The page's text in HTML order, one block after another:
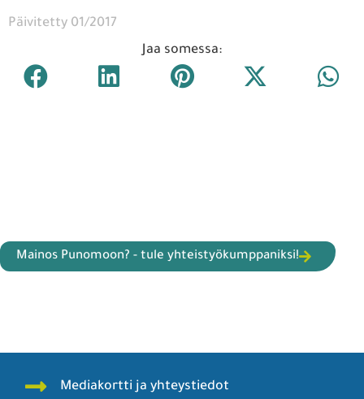
Päivitetty 01/2017
Jaa somessa:
Mainos Punomoon? - tule yhteistyökumppaniksi!
Mediakortti ja yhteystiedot